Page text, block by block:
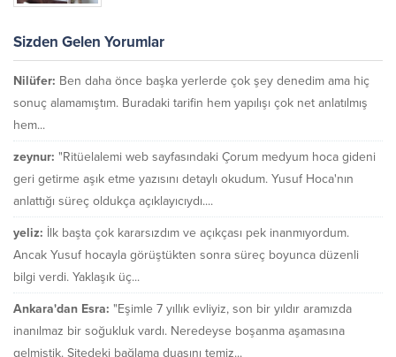
Sizden Gelen Yorumlar
Nilüfer: Ben daha önce başka yerlerde çok şey denedim ama hiç
sonuç alamamıştım. Buradaki tarifin hem yapılışı çok net anlatılmış
hem...
zeynur: "Ritüelalemi web sayfasındaki Çorum medyum hoca gideni
geri getirme aşık etme yazısını detaylı okudum. Yusuf Hoca'nın
anlattığı süreç oldukça açıklayıcıydı....
yeliz: İlk başta çok kararsızdım ve açıkçası pek inanmıyordum.
Ancak Yusuf hocayla görüştükten sonra süreç boyunca düzenli
bilgi verdi. Yaklaşık üç...
Ankara'dan Esra: "Eşimle 7 yıllık evliyiz, son bir yıldır aramızda
inanılmaz bir soğukluk vardı. Neredeyse boşanma aşamasına
gelmiştik. Sitedeki bağlama duasını temiz...